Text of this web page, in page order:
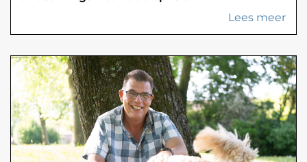
Lees meer